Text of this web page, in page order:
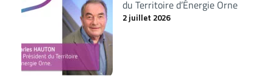
du Territoire d’Énergie Orne
2 juillet 2026